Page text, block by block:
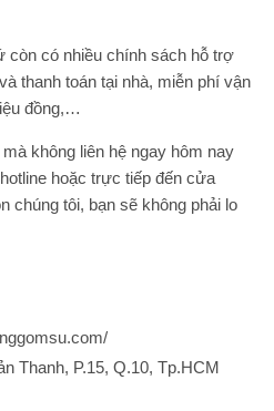
có nhiều chính sách hỗ trợ
thanh toán tại nhà, miễn phí vận
đồng,…
không liên hệ ngay hôm nay
hoặc trực tiếp đến cửa
chúng tôi, bạn sẽ không phải lo
Thanh, P.15, Q.10, Tp.HCM